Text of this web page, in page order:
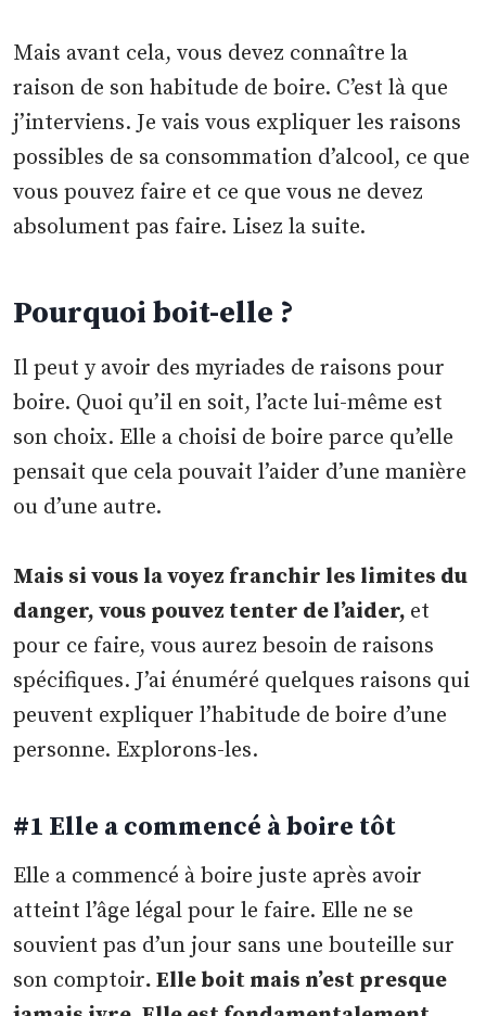
Mais avant cela, vous devez connaître la
raison de son habitude de boire. C’est là que
j’interviens. Je vais vous expliquer les raisons
possibles de sa consommation d’alcool, ce que
vous pouvez faire et ce que vous ne devez
absolument pas faire. Lisez la suite.
Pourquoi boit-elle ?
Il peut y avoir des myriades de raisons pour
boire. Quoi qu’il en soit, l’acte lui-même est
son choix. Elle a choisi de boire parce qu’elle
pensait que cela pouvait l’aider d’une manière
ou d’une autre.
Mais si vous la voyez franchir les limites du
danger, vous pouvez tenter de l’aider, et
pour ce faire, vous aurez besoin de raisons
spécifiques. J’ai énuméré quelques raisons qui
peuvent expliquer l’habitude de boire d’une
personne. Explorons-les.
#1 Elle a commencé à boire tôt
Elle a commencé à boire juste après avoir
atteint l’âge légal pour le faire. Elle ne se
souvient pas d’un jour sans une bouteille sur
son comptoir. Elle boit mais n’est presque